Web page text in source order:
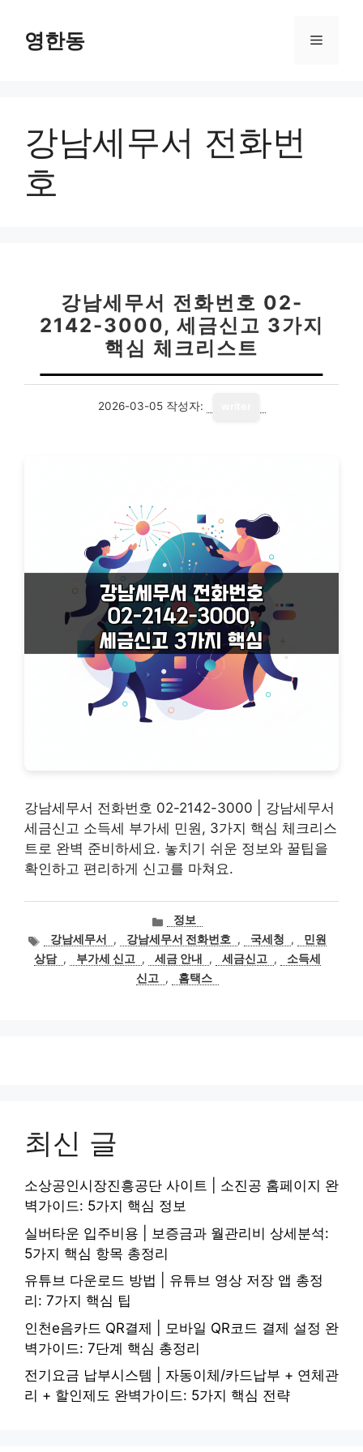
영한동 메
강남세무서 전화번
호
강남세무서 전화번호 02-
2142-3000, 세금신고 3가지
핵심 체크리스트
2026-03-05 작성자:
강남세무서 전화번호 02-2142-3000 | 강남세무서
세금신고 소득세 부가세 민원, 3가지 핵심 체크리스
트로 완벽 준비하세요. 놓치기 쉬운 정보와 꿀팁을
확인하고 편리하게 신고를 마쳐요.
카
테
고
리
정보
태
그
강남세무서 , 강남세무서 전화번호 , 국세청 ,
민원
상담 , 부가세 신고 , 세금 안내 , 세금신고 ,
소득세
신고
, 홈택스
최신 글
소상공인시장진흥공단 사이트 | 소진공 홈페이지 완
벽가이드: 5가지 핵심 정보
실버타운 입주비용 | 보증금과 월관리비 상세분석:
5가지 핵심 항목 총정리
유튜브 다운로드 방법 | 유튜브 영상 저장 앱 총정
리: 7가지 핵심 팁
인천e음카드 QR결제 | 모바일 QR코드 결제 설정 완
벽가이드: 7단계 핵심 총정리
전기요금 납부시스템 | 자동이체/카드납부 + 연체관
리 + 할인제도 완벽가이드: 5가지 핵심 전략